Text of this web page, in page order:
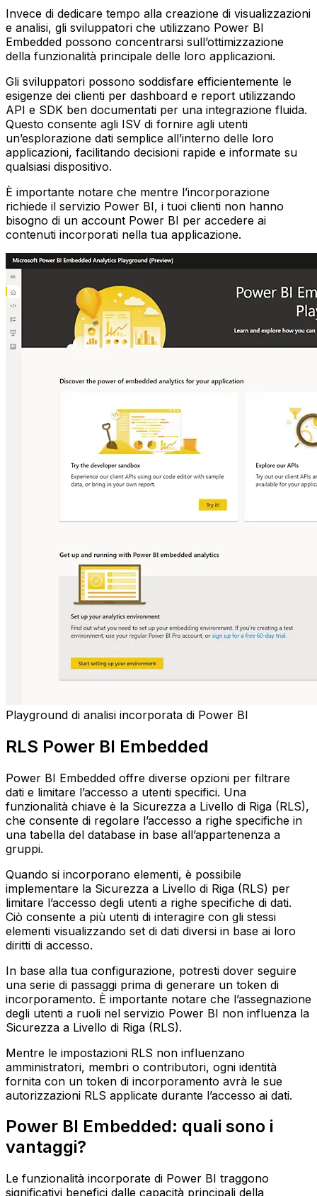
Invece di dedicare tempo alla creazione di visualizzazioni
e analisi, gli sviluppatori che utilizzano Power BI
Embedded possono concentrarsi sull’ottimizzazione
della funzionalità principale delle loro applicazioni.
Gli sviluppatori possono soddisfare efficientemente le
esigenze dei clienti per dashboard e report utilizzando
API e SDK ben documentati per una integrazione fluida.
Questo consente agli ISV di fornire agli utenti
un’esplorazione dati semplice all’interno delle loro
applicazioni, facilitando decisioni rapide e informate su
qualsiasi dispositivo.
È importante notare che mentre l’incorporazione
richiede il servizio Power BI, i tuoi clienti non hanno
bisogno di un account Power BI per accedere ai
contenuti incorporati nella tua applicazione.
Playground di analisi incorporata di Power BI
RLS Power BI Embedded
Power BI Embedded offre diverse opzioni per filtrare
dati e limitare l’accesso a utenti specifici. Una
funzionalità chiave è la Sicurezza a Livello di Riga (RLS),
che consente di regolare l’accesso a righe specifiche in
una tabella del database in base all’appartenenza a
gruppi.
Quando si incorporano elementi, è possibile
implementare la Sicurezza a Livello di Riga (RLS) per
limitare l’accesso degli utenti a righe specifiche di dati.
Ciò consente a più utenti di interagire con gli stessi
elementi visualizzando set di dati diversi in base ai loro
diritti di accesso.
In base alla tua configurazione, potresti dover seguire
una serie di passaggi prima di generare un token di
incorporamento. È importante notare che l’assegnazione
degli utenti a ruoli nel servizio Power BI non influenza la
Sicurezza a Livello di Riga (RLS).
Mentre le impostazioni RLS non influenzano
amministratori, membri o contributori, ogni identità
fornita con un token di incorporamento avrà le sue
autorizzazioni RLS applicate durante l’accesso ai dati.
Power BI Embedded: quali sono i
vantaggi?
Le funzionalità incorporate di Power BI traggono
significativi benefici dalle capacità principali della